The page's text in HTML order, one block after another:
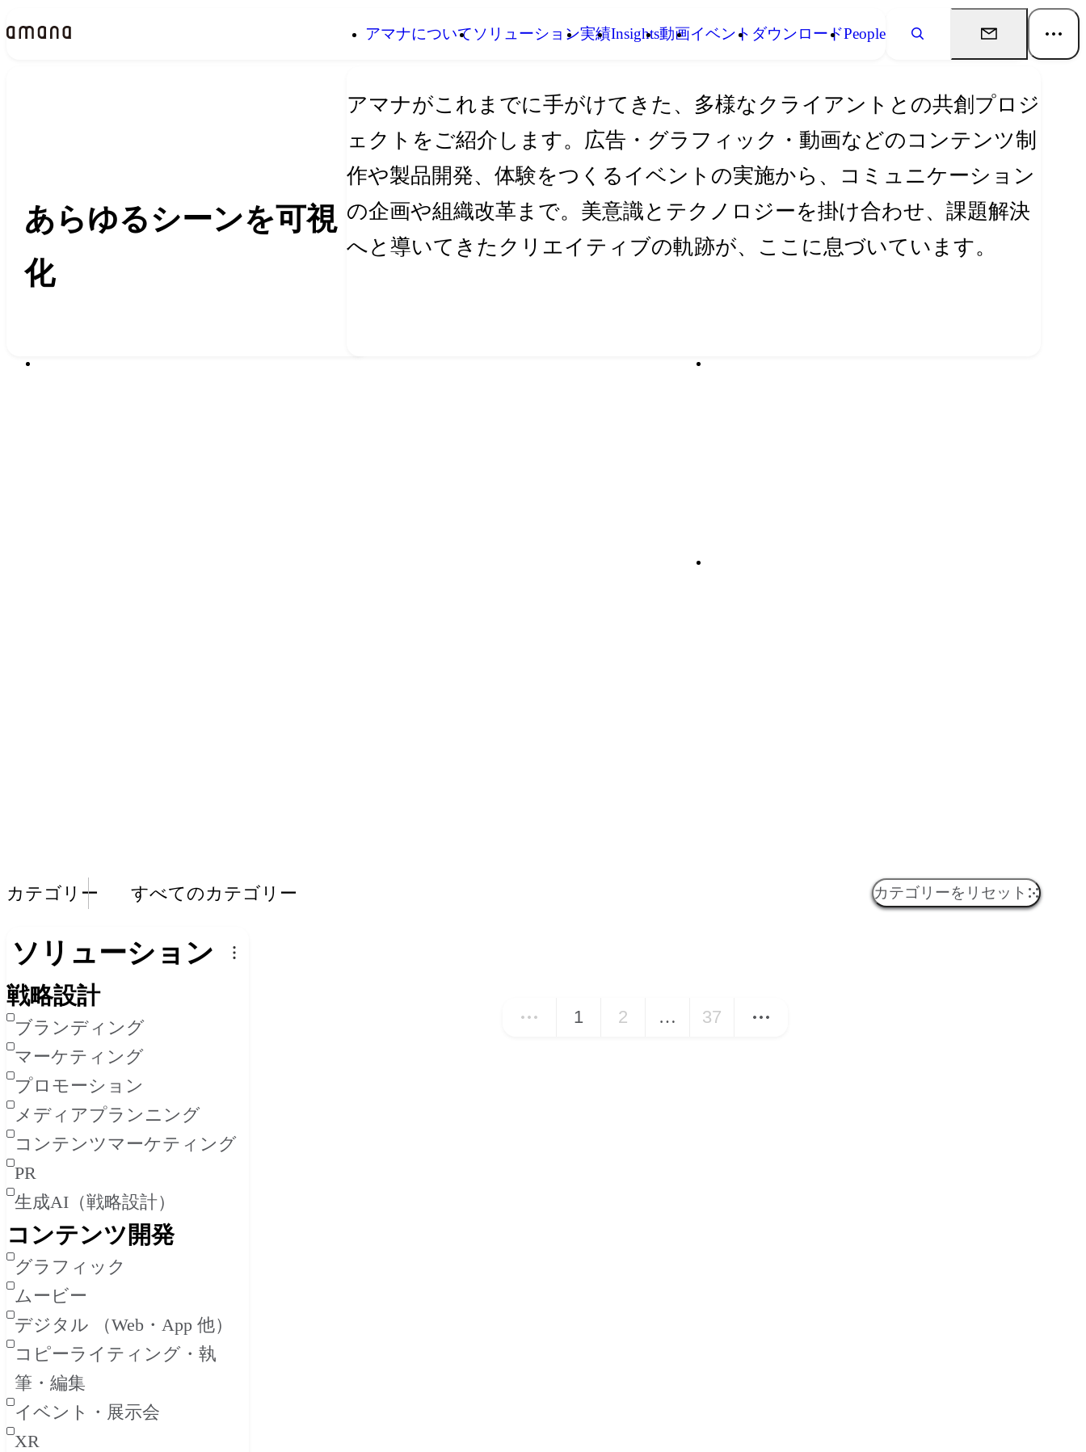
アマナについてソリューション実績Insights動画イベント ダウンロードPeople
あらゆるシーンを可視
化
アマナがこれまでに手がけてきた、多様なクライアントとの共創プロジ
ェクトをご紹介します。広告・グラフィック・動画などのコンテンツ制
作や製品開発、体験をつくるイベントの実施から、コミュニケーション
の企画や組織改革まで。美意識とテクノロジーを掛け合わせ、課題解決
へと導いてきたクリエイティブの軌跡が、ここに息づいています。
カテゴリー すべてのカテゴリー カテゴリーをリセット
ソリューション
戦略設計
ブランディング
マーケティング
プロモーション
メディアプランニング
コンテンツマーケティング
PR
生成AI（戦略設計）
コンテンツ開発
グラフィック
ムービー
デジタル （Web・App 他）
コピーライティング・執
筆・編集
イベント・展示会
XR
1 2 … 37